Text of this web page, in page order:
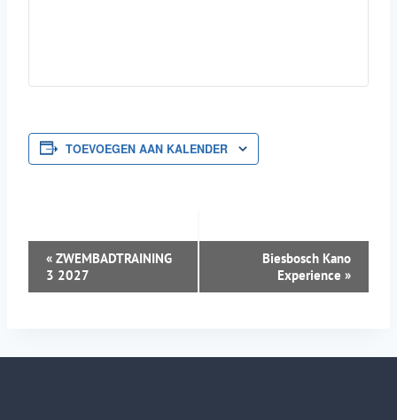
TOEVOEGEN AAN KALENDER
EVENEMENT
NAVIGATIE
« ZWEMBADTRAINING
3 2027
Biesbosch Kano
Experience »